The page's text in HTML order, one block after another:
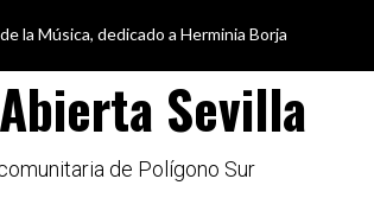
la Música, dedicado a Herminia Borja
en igualdad, para un futuro sin machismo
semana disfruta de oferta cultural en Asociación
al Sur, el cuidado y la limpieza del entorno
Sevilla
de Polígono Sur